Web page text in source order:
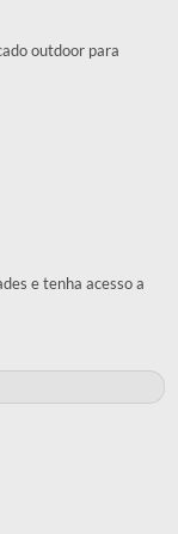
outdoor para
e tenha acesso a